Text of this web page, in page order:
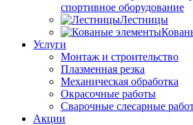
спортивное оборудование
Лестницы
Услуги
Монтаж и строительство
Плазменная резка
Механическая обработка
Окрасочные работы
Сварочные слесарные
Акции